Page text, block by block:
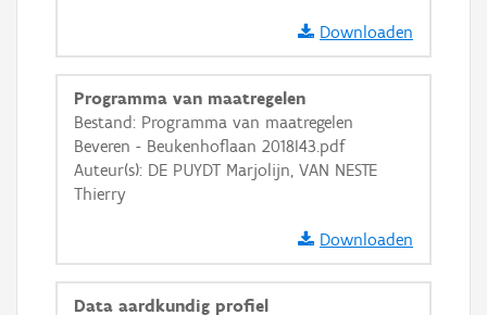
Basis Lagen
OSM-Basiskaart
GRB-Basiskaart in grijswaarden
Downloaden
Programma van maatregelen
Bestand: Programma van maatregelen
Beveren - Beukenhoflaan 2018I43.pdf
Auteur(s): DE PUYDT Marjolijn, VAN NESTE
Thierry
Downloaden
Data aardkundig profiel